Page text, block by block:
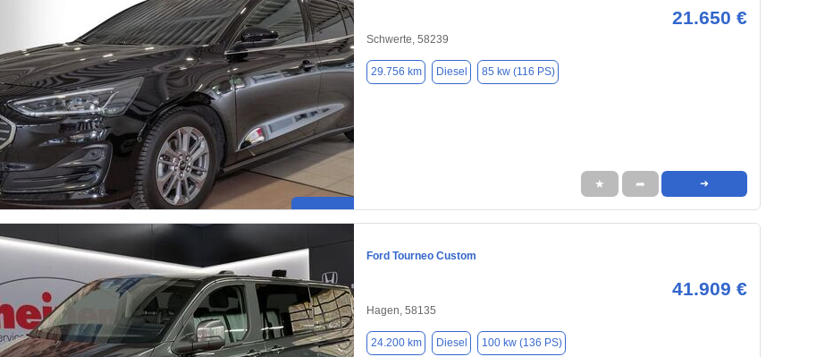
21.650 €
Schwerte, 58239
29.756 km Diesel 85 kw (116 PS)
★ ➦ ➜
Ford Tourneo Custom
41.909 €
Hagen, 58135
24.200 km Diesel 100 kw (136 PS)